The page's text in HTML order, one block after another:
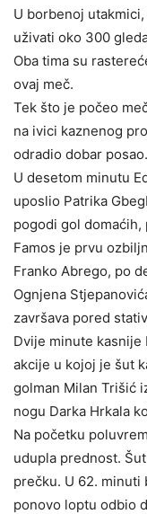
U borbenoj
uživati oko 300
Oba tima su
ovaj meč.
Tek što je počeo
na ivici kaznenog
odradio dobar posao.
U desetom minutu
uposlio Patrika
pogodi gol
Famos je prvu
Franko Abrego, po
Ognjena
završava pored
Dvije minute kasnije
akcije u kojoj je šut
golman Milan Trišić
nogu Darka Hrkala
Na početku
udupla prednost.
prečku. U 62. minuti
ponovo loptu odbio